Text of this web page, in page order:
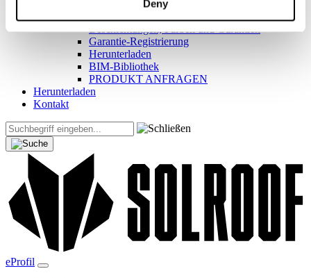
Deny
Referenzobjekte und Inspirationen
Beschichtungen, Farben und Garantien
Garantie-Registrierung
Herunterladen
BIM-Bibliothek
PRODUKT ANFRAGEN
Herunterladen
Kontakt
eProfil